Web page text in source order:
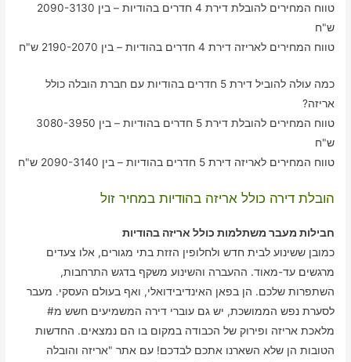
טווח המחירים להובלת דירת 4 חדרים בהודיות – בין 2090-3130
ש"ח
טווח המחירים לאריזה דירת 4 חדרים בהודיות – בין 2190-2070 ש"ח
כמה עולה להוביל דירת 5 חדרים בהודיות עם חברת הובלה כולל
אריזה?
טווח המחירים להובלת דירת 5 חדרים בהודיות – בין 3080-3950
ש"ח
טווח המחירים לאריזה דירת 5 חדרים בהודיות – בין 2090-3140 ש"ח
הובלת דירה כולל אריזה בהודיות במחיר זול
חבילות מעבר משתלמות כולל אריזה בהודיות
כמובן ששינוע לבית חדש ולחלופין הזזת בתי מגורים, אלו צעדים
מרגשים עד-מאוד. ההעברה והשינוע משקף בדגש התרחבות,
השתפרות שלכם. הן בפאן האינדיבידואלי, ואף בעולם העסקי. מעבר
לסערת נפש הממושכת, יש גם עוברי דירה המשמיעים חשש מ#
מלאכת אריזה ופירוק של הכבודה במקום בו הם נמצאים. החדשות
הטובות הן שלא השארנו אתכם לבדכם! עם אתר "אריזה והובלה